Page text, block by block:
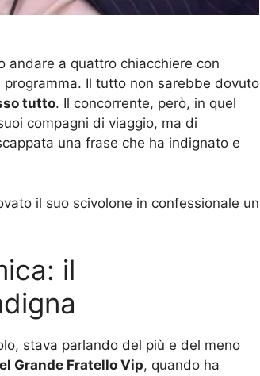
andare a quattro chiacchiere con
Il tutto non sarebbe dovuto
tutto. Il concorrente, però, in quel
compagni di viaggio, ma di
una frase che ha indignato e
il suo scivolone in confessionale un
il
stava parlando del più e del meno
Grande Fratello Vip, quando ha